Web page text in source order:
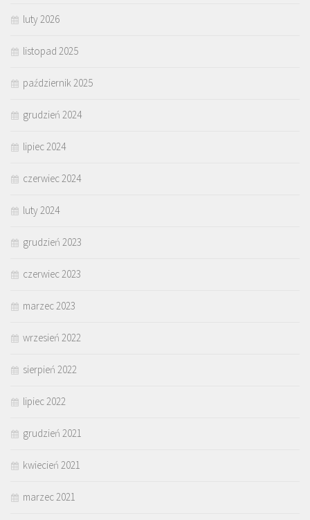
luty 2026
listopad 2025
październik 2025
grudzień 2024
lipiec 2024
czerwiec 2024
luty 2024
grudzień 2023
czerwiec 2023
marzec 2023
wrzesień 2022
sierpień 2022
lipiec 2022
grudzień 2021
kwiecień 2021
marzec 2021